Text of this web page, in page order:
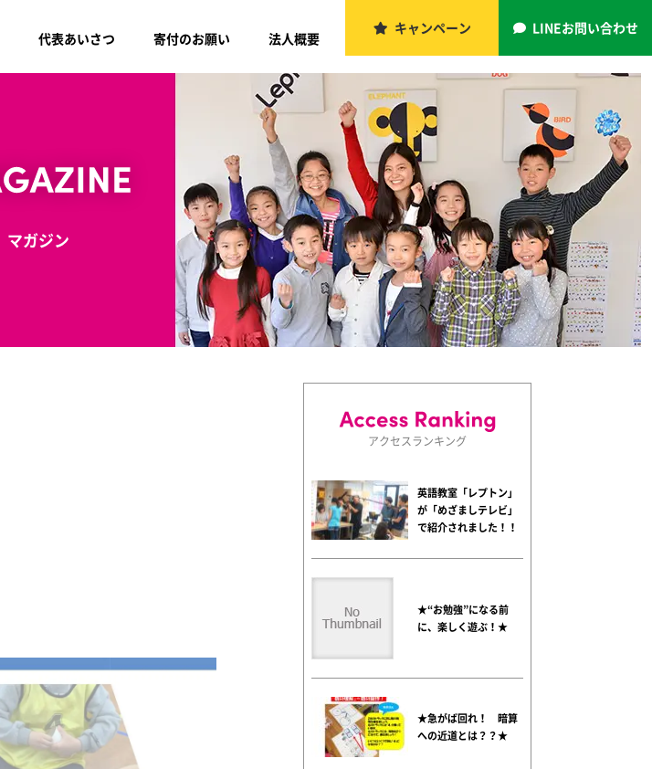
キャンペーン LINEお問い合わせ
代表あいさつ 寄付のお願い 法人概要
マガジン
アクセスランキング
英語教室「レプトン」
が「めざましテレビ」
で紹介されました！！
★“お勉強”になる前
に、楽しく遊ぶ！★
★急がば回れ！ 暗算
への近道とは？？★